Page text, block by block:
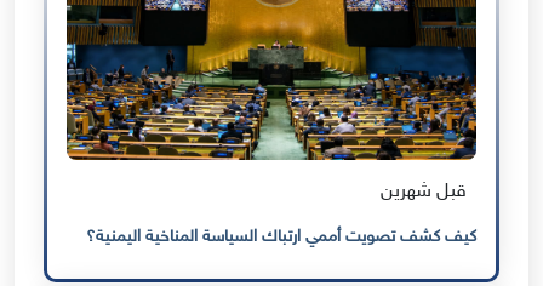
قبل شهرين
كيف كشف تصويت أممي ارتباك السياسة المناخية اليمنية؟